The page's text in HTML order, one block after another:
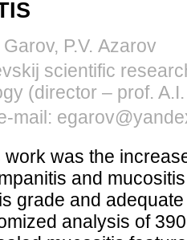
P.V. Azarov
scientific
(director – prof.
mail:
work was the
and
grade and
analysis of